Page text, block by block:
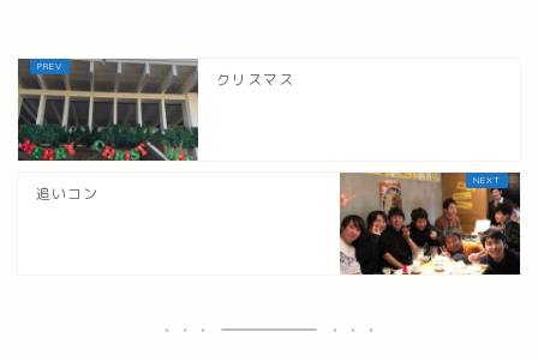
クリスマス
追いコン